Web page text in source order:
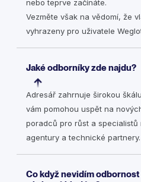
nebo teprve začínáte.
Vezměte však na vědomí, že
vyhrazeny pro uživatele
Jaké odborníky zde najdu?
Adresář zahrnuje širokou
vám pomohou uspět na
poradců pro růst a specialistů
agentury a technické partnery.
Co když nevidím